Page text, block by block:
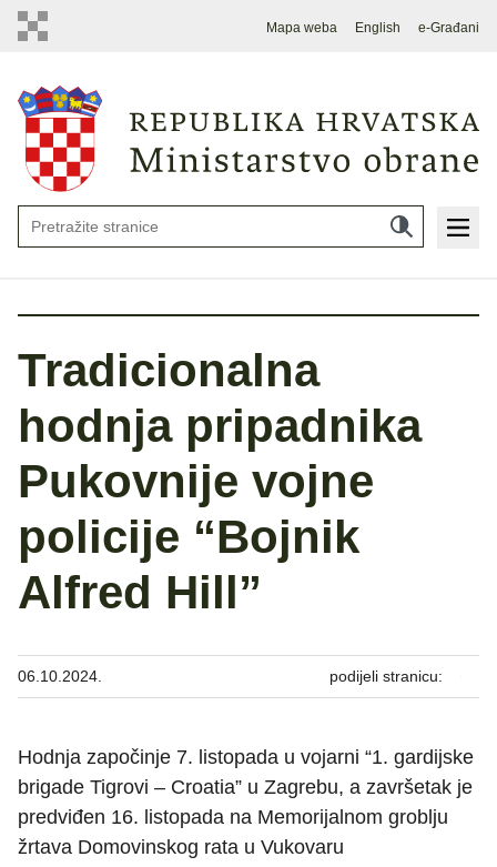
Mapa weba English e-Građani
Tradicionalna
hodnja pripadnika
Pukovnije vojne
policije “Bojnik
Alfred Hill”
06.10.2024. podijeli stranicu:
Hodnja započinje 7. listopada u vojarni “1. gardijske
brigade Tigrovi – Croatia” u Zagrebu, a završetak je
predviđen 16. listopada na Memorijalnom groblju
žrtava Domovinskog rata u Vukovaru